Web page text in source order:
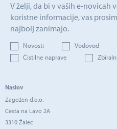
V želji, da bi v vaših e-novicah
koristne informacije, vas
najbolj zanimajo.
Novosti Vodovod
Čistilne naprave
Naslov
Zagožen d.o.o.
Cesta na Lavo 2A
3310 Žalec